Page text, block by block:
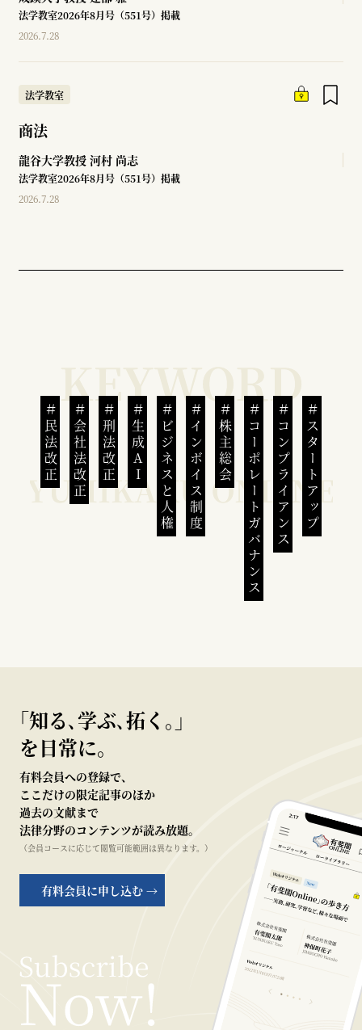
法学教室2026年8月号（551号）掲載
2026.7.28
法学教室
商法
龍谷大学教授 河村 尚志
法学教室2026年8月号（551号）掲載
2026.7.28
民法改正 会社法改正 刑法改正 生成AI ビジネスと人権インボイス制度 株主総会 コーポレートガバナンスコンプライアンススタートアップ
｢知る､学ぶ､拓く｡｣
を日常に。
有料会員への登録で、
ここだけの限定記事のほか
過去の文献まで
法律分野のコンテンツが読み放題。
（会員コースに応じて閲覧可能範囲は異なります。）
有料会員に申し込む →